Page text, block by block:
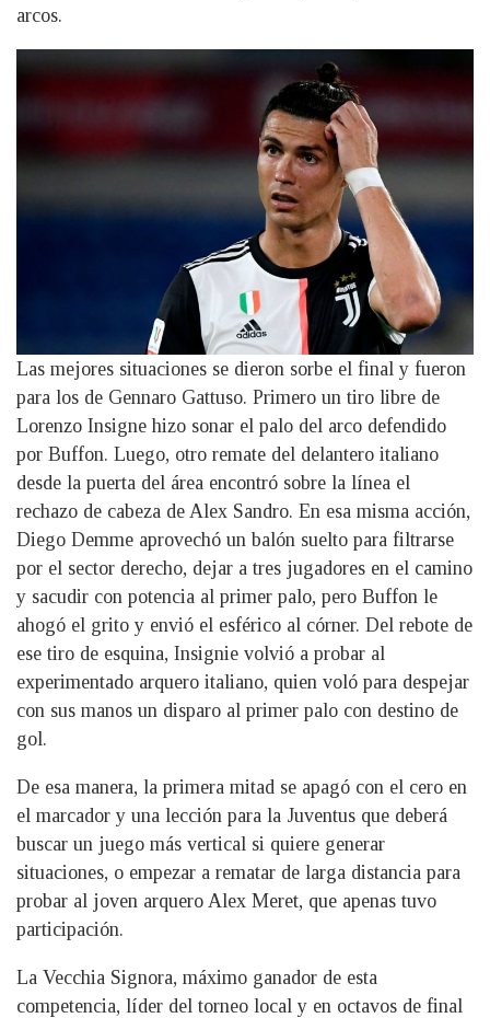
arcos.
Las mejores situaciones se dieron sorbe el final y fueron
para los de Gennaro Gattuso. Primero un tiro libre de
Lorenzo Insigne hizo sonar el palo del arco defendido
por Buffon. Luego, otro remate del delantero italiano
desde la puerta del área encontró sobre la línea el
rechazo de cabeza de Alex Sandro. En esa misma acción,
Diego Demme aprovechó un balón suelto para filtrarse
por el sector derecho, dejar a tres jugadores en el camino
y sacudir con potencia al primer palo, pero Buffon le
ahogó el grito y envió el esférico al córner. Del rebote de
ese tiro de esquina, Insignie volvió a probar al
experimentado arquero italiano, quien voló para despejar
con sus manos un disparo al primer palo con destino de
gol.
De esa manera, la primera mitad se apagó con el cero en
el marcador y una lección para la Juventus que deberá
buscar un juego más vertical si quiere generar
situaciones, o empezar a rematar de larga distancia para
probar al joven arquero Alex Meret, que apenas tuvo
participación.
La Vecchia Signora, máximo ganador de esta
competencia, líder del torneo local y en octavos de final